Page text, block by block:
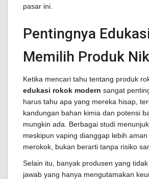
pasar ini.
Pentingnya
Memilih Produk
Ketika mencari tahu tentang produk
edukasi rokok modern sangat
harus tahu apa yang mereka hisap,
kandungan bahan kimia dan potensi
mungkin ada. Berbagai studi
meskipun vaping dianggap lebih
merokok, bukan berarti tanpa risiko
Selain itu, banyak produsen yang
jawab yang hanya mengutamakan